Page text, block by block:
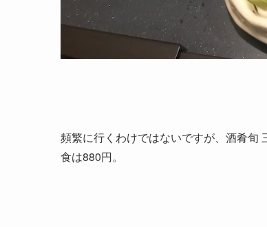
頻繁に行くわけではないですが、酒肴旬
食は880円。